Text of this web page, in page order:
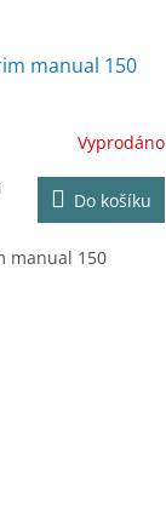
manual 150
Vyprodáno
Do košíku
manual 150